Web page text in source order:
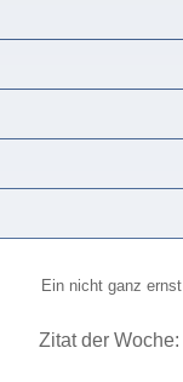
Ein nicht ganz
Zitat der Woche: